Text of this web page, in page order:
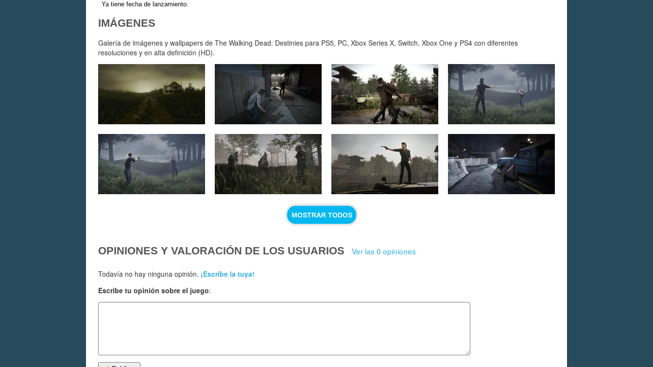
Ya tiene fecha de lanzamiento.
IMÁGENES
Galería de imágenes y wallpapers de The Walking Dead: Destinies para PS5, PC, Xbox Series X, Switch, Xbox One y PS4 con diferentes
resoluciones y en alta definición (HD).
MOSTRAR TODOS
OPINIONES Y VALORACIÓN DE LOS USUARIOS Ver las 0 opiniones
Todavía no hay ninguna opinión. ¡Escribe la tuya!
Escribe tu opinión sobre el juego: